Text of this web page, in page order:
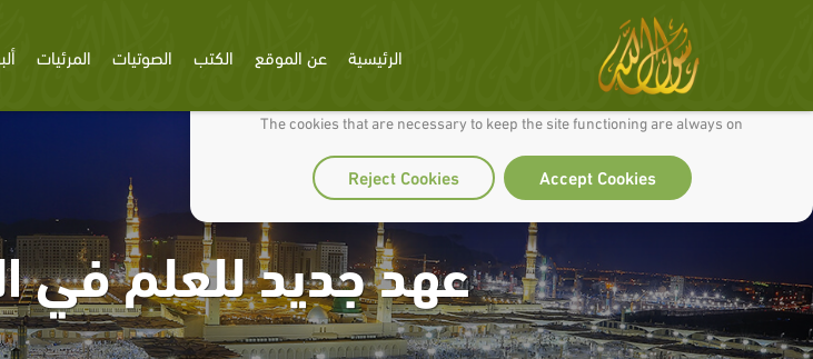
We use cookies to make our site work well for you and so we can continually improve it.
The cookies that are necessary to keep the site functioning are always on
Accept Cookies
Reject Cookies
الرئيسية عن الموقع الكتب الصوتيات المرئيات
عهد جديد للعلم في